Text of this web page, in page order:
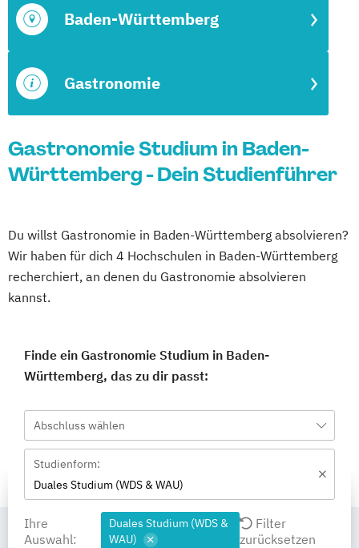
Gastronomie
Baden-Württemberg
Gastronomie Studium in Baden-
Württemberg - Dein Studienführer
Du willst Gastronomie in Baden-Württemberg absolvieren?
Wir haben für dich 4 Hochschulen in Baden-Württemberg
recherchiert, an denen du Gastronomie absolvieren
kannst.
Finde ein Gastronomie Studium in Baden-
Württemberg, das zu dir passt:
Abschluss wählen
Studienform:
Duales Studium (WDS & WAU)
Ihre
Auswahl:
Duales Studium (WDS &
WAU)
Filter
zurücksetzen